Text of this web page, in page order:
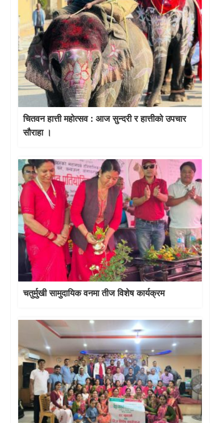
चितवन हात्ती महाेत्सव : आज सुन्दरी र हात्तीको उपचार
साैराहा ।
चतुर्मुखी सामुदायिक वनमा तीज विशेष कार्यक्रम